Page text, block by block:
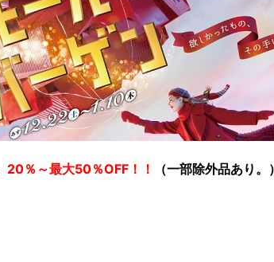
20％～最大50％OFF！！ （一部除外品あり。）